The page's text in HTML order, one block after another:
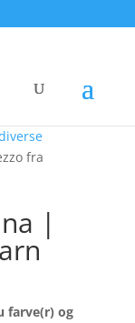
fra
|
farve(r) og